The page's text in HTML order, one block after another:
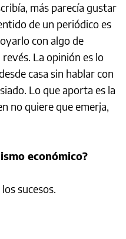
más parecía gustar
de un periódico es
con algo de
La opinión es lo
casa sin hablar con
Lo que aporta es la
no quiere que emerja,
económico?
sucesos.